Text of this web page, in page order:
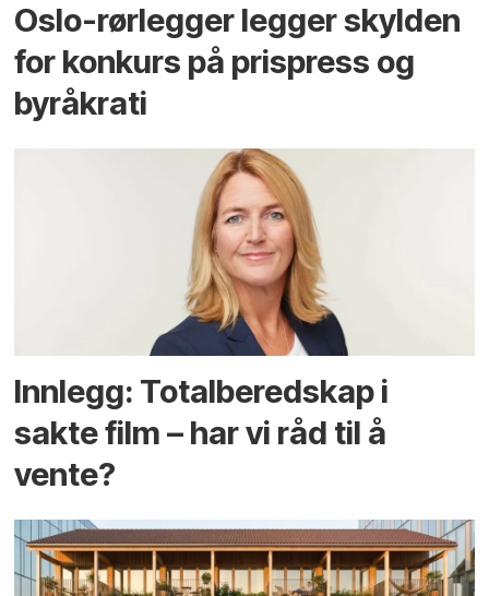
Oslo-rørlegger legger skylden
for konkurs på prispress og
byråkrati
Innlegg: Totalberedskap i
sakte film – har vi råd til å
vente?